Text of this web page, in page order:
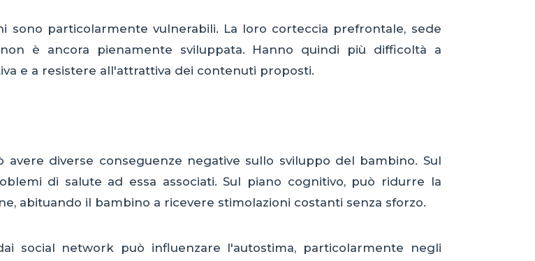
sono particolarmente vulnerabili. La loro corteccia prefrontale, sede
è ancora pienamente sviluppata. Hanno quindi più difficoltà a
e a resistere all'attrattiva dei contenuti proposti.
diverse conseguenze negative sullo sviluppo del bambino. Sul
di salute ad essa associati. Sul piano cognitivo, può ridurre la
abituando il bambino a ricevere stimolazioni costanti senza sforzo.
social network può influenzare l'autostima, particolarmente negli